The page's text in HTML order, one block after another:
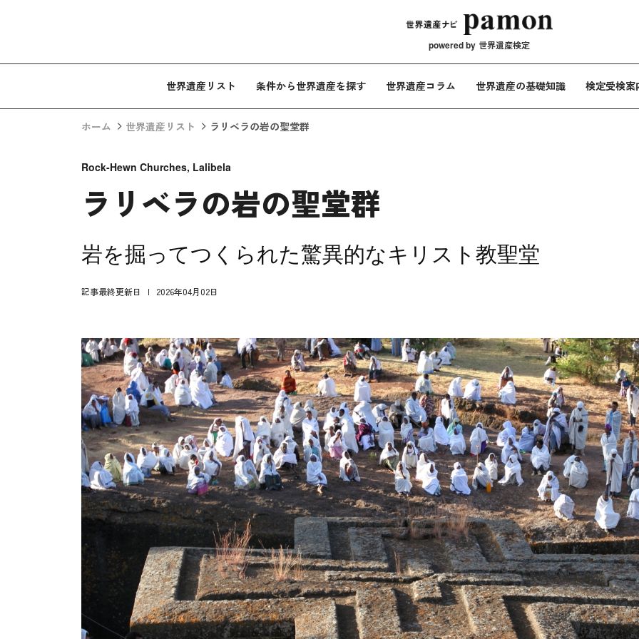
メインナビゲ
powered by 世界遺産検定
世界遺産リスト 条件から世界遺産を探す 世界遺産コラム 世界遺産の基礎知識 検定受検案
ホーム 世界遺産リスト ラリベラの岩の聖堂群
Rock-Hewn Churches, Lalibela
ラリベラの岩の聖堂群
岩を掘ってつくられた驚異的なキリスト教聖堂
記事最終更新日 2026年04月02日